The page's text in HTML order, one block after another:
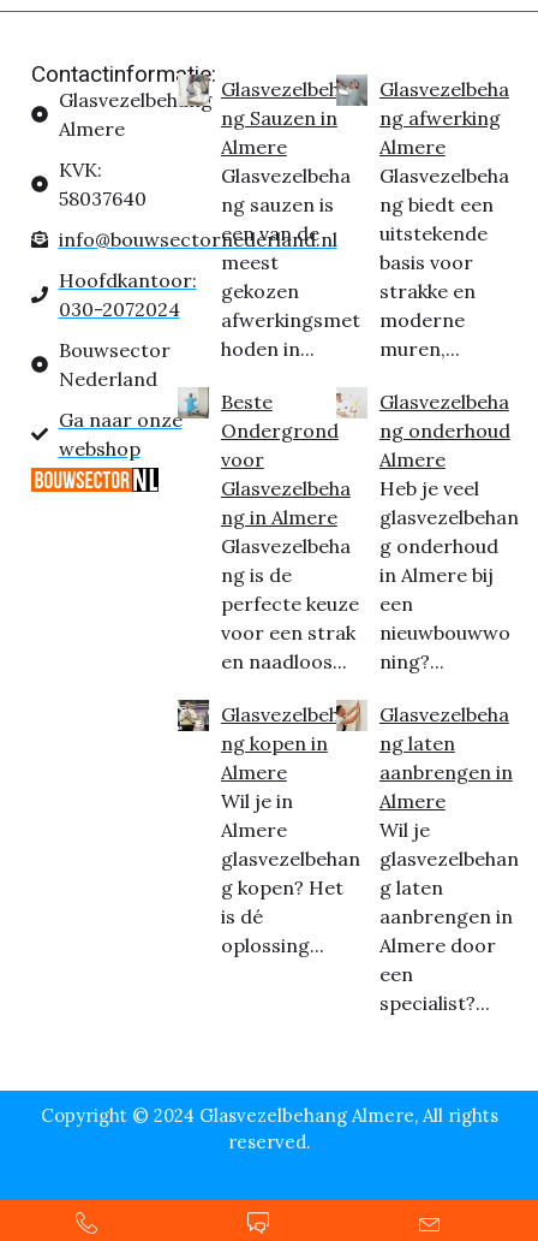
Contactinformatie:
Glasvezelbehang
Almere
KVK:
58037640
info@bouwsectornederland.nl
Hoofdkantoor:
030-2072024
Bouwsector
Nederland
Ga naar onze
webshop
Glasvezelbeha
ng Sauzen in
Almere
Glasvezelbeha
ng sauzen is
een van de
meest
gekozen
afwerkingsmet
hoden in...
Beste
Ondergrond
voor
Glasvezelbeha
ng in Almere
Glasvezelbeha
ng is de
perfecte keuze
voor een strak
en naadloos...
Glasvezelbeha
ng kopen in
Almere
Wil je in
Almere
glasvezelbehan
g kopen? Het
is dé
oplossing...
Glasvezelbeha
ng afwerking
Almere
Glasvezelbeha
ng biedt een
uitstekende
basis voor
strakke en
moderne
muren,...
Glasvezelbeha
ng onderhoud
Almere
Heb je veel
glasvezelbehan
g onderhoud
in Almere bij
een
nieuwbouwwo
ning?...
Glasvezelbeha
ng laten
aanbrengen in
Almere
Wil je
glasvezelbehan
g laten
aanbrengen in
Almere door
een
specialist?...
Copyright © 2024 Glasvezelbehang Almere, All rights
reserved.